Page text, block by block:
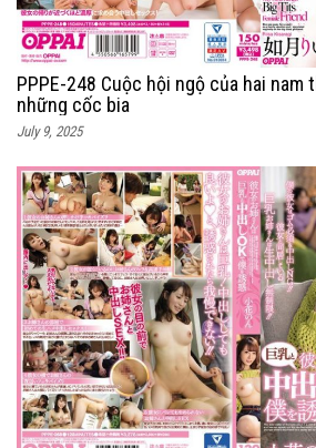
PPPE-248 Cuộc hội ngộ của hai nam
những cốc bia
July 9, 2025